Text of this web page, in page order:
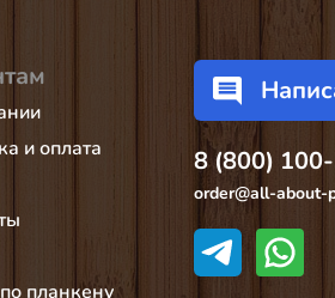
и оплата
планкену
8 (800)
order@all-about-